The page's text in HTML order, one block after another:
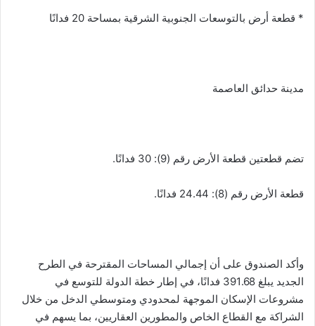
* قطعة أرض بالتوسعات الجنوبية الشرقية بمساحة 20 فدانًا
مدينة حدائق العاصمة
تضم قطعتين قطعة الأرض رقم (9): 30 فدانًا.
قطعة الأرض رقم (8): 24.44 فدانًا.
وأكد الصندوق على أن إجمالي المساحات المقترحة في الطرح
الجديد يبلغ 391.68 فدانًا، في إطار خطة الدولة للتوسع في
مشروعات الإسكان الموجهة لمحدودي ومتوسطي الدخل من خلال
الشراكة مع القطاع الخاص والمطورين العقاريين، بما يسهم في